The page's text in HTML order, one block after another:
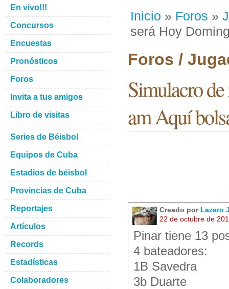
Inicio » Foros »
será Hoy
Foros /
Simulacro
am Aquí
Creado por Lazaro
22 de octubre de
Pinar tiene 13
4 bateadores:
1B Savedra
3b Duarte
En vivo!!!
Concursos
Encuestas
Pronósticos
Foros
Invita a tus amigos
Libro de visitas
Series de Béisbol
Equipos de Cuba
Estadios de béisbol
Provincias de Cuba
Reportajes
Artículos
Records
Estadísticas
Colaboradores